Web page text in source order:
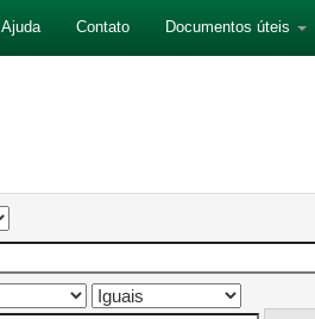
Ajuda Contato Documentos úteis